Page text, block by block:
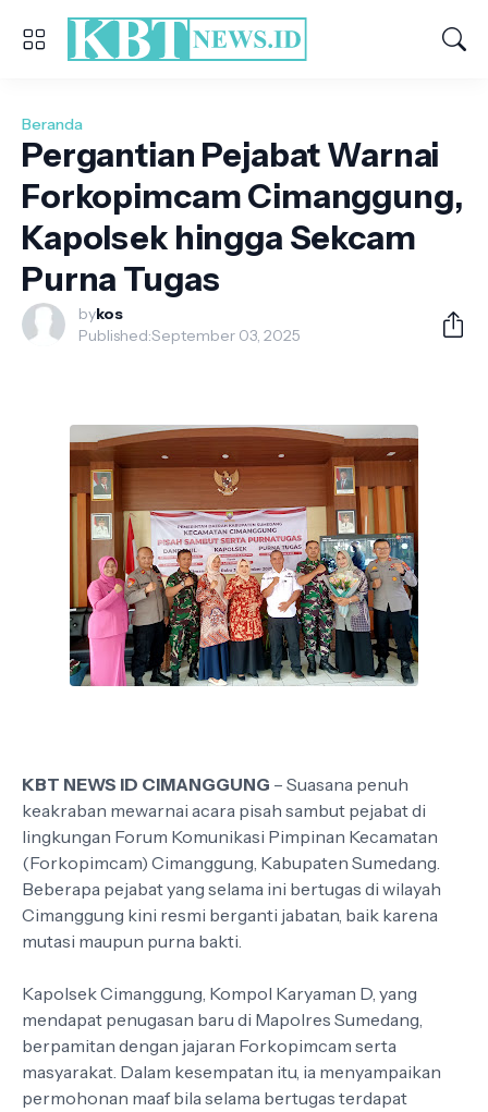
Beranda
Pergantian Pejabat Warnai
Forkopimcam Cimanggung,
Kapolsek hingga Sekcam
Purna Tugas
bykos
Published:September 03, 2025
KBT NEWS ID CIMANGGUNG – Suasana penuh
keakraban mewarnai acara pisah sambut pejabat di
lingkungan Forum Komunikasi Pimpinan Kecamatan
(Forkopimcam) Cimanggung, Kabupaten Sumedang.
Beberapa pejabat yang selama ini bertugas di wilayah
Cimanggung kini resmi berganti jabatan, baik karena
mutasi maupun purna bakti.
Kapolsek Cimanggung, Kompol Karyaman D, yang
mendapat penugasan baru di Mapolres Sumedang,
berpamitan dengan jajaran Forkopimcam serta
masyarakat. Dalam kesempatan itu, ia menyampaikan
permohonan maaf bila selama bertugas terdapat